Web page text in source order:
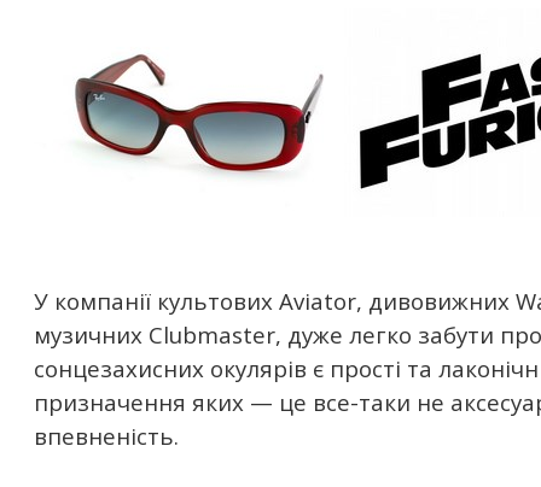
У компанії культових Aviator, дивовижних
музичних Clubmaster, дуже легко забути
сонцезахисних окулярів є прості та
призначення яких — це все-таки не аксесуар
впевненість.